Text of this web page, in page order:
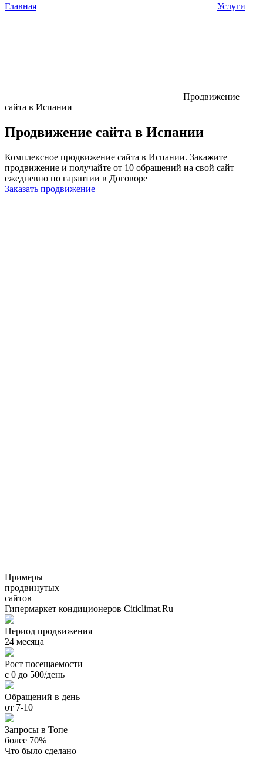
Главная Услуги
Продвижение
сайта в Испании
Продвижение сайта в Испании
Комплексное продвижение сайта в Испании. Закажите
продвижение и получайте от 10 обращений на свой сайт
ежедневно по гарантии в Договоре
Заказать продвижение
Примеры
продвинутых
сайтов
Гипермаркет кондиционеров Citiclimat.Ru
Период продвижения
24 месяца
Рост посещаемости
с 0 до 500/день
Обращений в день
от 7-10
Запросы в Топе
более 70%
Что было сделано